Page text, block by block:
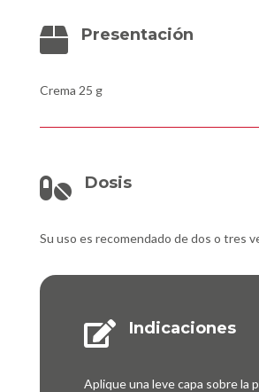
 Presentación
Crema 25 g
 Dosis
Su uso es recomendado de dos o tres
 Indicaciones
Aplique una leve capa sobre la